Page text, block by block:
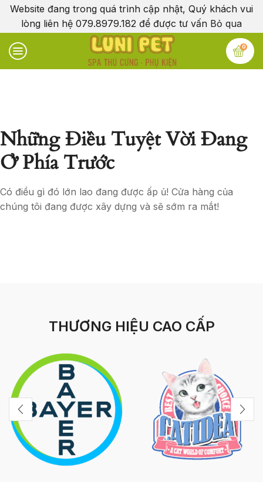
Website đang trong quá trình cập nhật, Quý khách vui
lòng liên hệ 079.8979.182 để được tư vấn Bỏ qua
0
Những Điều Tuyệt Vời Đang
Ở Phía Trước
Có điều gì đó lớn lao đang được ấp ủ! Cửa hàng của
chúng tôi đang được xây dựng và sẽ sớm ra mắt!
THƯƠNG HIỆU CAO CẤP